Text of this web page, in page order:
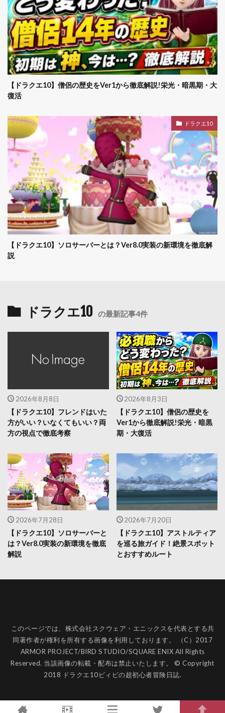
【ドラクエ10】僧侶の歴史をVer1から徹底解説!栄光・暗黒期・大
復活
ドラクエ10
【ドラクエ10】ソロサーバーとは？Ver8.0実装の新環境を徹底解
説
ドラクエ10 の最新記事4件
2026年8月8日
【ドラクエ10】フレンドはいた
方がいい？いなくてもいい？両
方の視点で徹底考察
2026年8月3日
【ドラクエ10】僧侶の歴史を
Ver1から徹底解説!栄光・暗黒
期・大復活
2026年7月28日
【ドラクエ10】ソロサーバーと
は？Ver8.0実装の新環境を徹底
解説
2026年7月20日
【ドラクエ10】アストルティア
を巡る旅ガイド！絶景スポット
とおすすめルート
このページでは、株式会社スクウェア・エニックスを代表とする共
同著作者が権利を所有する画像を利用しております。 （C）2017
ARMOR PROJECT/BIRD STUDIO/SQUARE ENIX All Rights
Reserved. 当該画像の転載・配布は禁止いたします。 © Copyright
2018 ドラクエ10ビィビの超初心者冒険日誌.